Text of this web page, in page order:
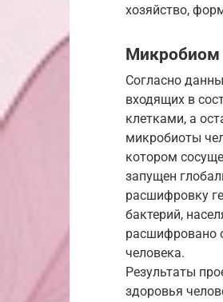
хозяйство,
Микробиом
Согласно
входящих в
клетками, а
микробиоты
котором
запущен
расшифровку
бактерий,
расшифровано
человека.
Результаты
здоровья